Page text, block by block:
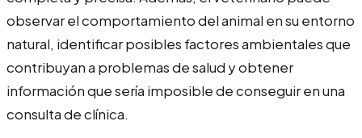
observar el comportamiento del animal en su entorno
natural, identificar posibles factores ambientales que
contribuyan a problemas de salud y obtener
información que sería imposible de conseguir en una
consulta de clínica.